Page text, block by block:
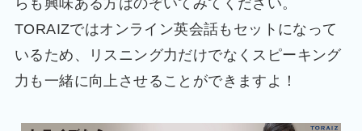
TORAIZではオンライン英会話もセットになって
いるため、リスニング力だけでなくスピーキング
力も一緒に向上させることができますよ！